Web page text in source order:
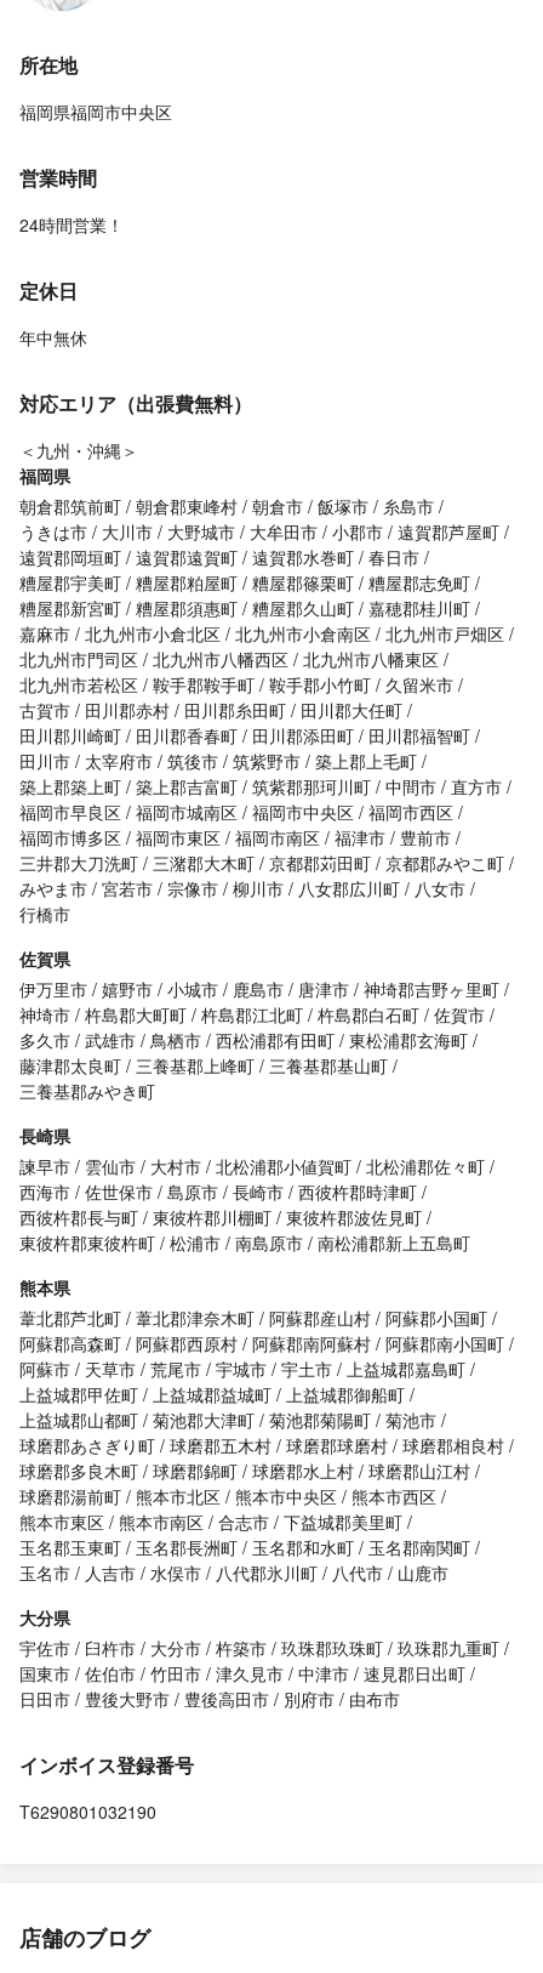
所在地
福岡県福岡市中央区
営業時間
24時間営業！
定休日
年中無休
対応エリア（出張費無料）
＜九州・沖縄＞
福岡県
朝倉郡筑前町 朝倉郡東峰村 朝倉市 飯塚市
糸島市
うきは市
大川市 大野城市 大牟田市 小郡市 遠賀郡芦屋町
遠賀郡岡垣町 遠賀郡遠賀町 遠賀郡水巻町 春日市
糟屋郡宇美町 糟屋郡粕屋町 糟屋郡篠栗町 糟屋郡志免町
糟屋郡新宮町 糟屋郡須惠町 糟屋郡久山町 嘉穂郡桂川町
嘉麻市 北九州市小倉北区 北九州市小倉南区 北九州市戸畑区
北九州市門司区 北九州市八幡西区 北九州市八幡東区
北九州市若松区 鞍手郡鞍手町 鞍手郡小竹町
久留米市
古賀市
田川郡赤村 田川郡糸田町
田川郡大任町
田川郡川崎町
田川郡香春町 田川郡添田町
田川郡福智町
田川市
太宰府市 筑後市 筑紫野市 築上郡上毛町
築上郡築上町 築上郡吉富町 筑紫郡那珂川町 中間市 直方市
福岡市早良区 福岡市城南区 福岡市中央区 福岡市西区
福岡市博多区 福岡市東区 福岡市南区 福津市
豊前市
三井郡大刀洗町 三潴郡大木町 京都郡苅田町 京都郡みやこ町
みやま市 宮若市 宗像市 柳川市 八女郡広川町
八女市
行橋市
佐賀県
伊万里市 嬉野市 小城市 鹿島市 唐津市 神埼郡吉野ヶ里町
神埼市 杵島郡大町町 杵島郡江北町 杵島郡白石町 佐賀市
多久市 武雄市 鳥栖市 西松浦郡有田町 東松浦郡玄海町
藤津郡太良町 三養基郡上峰町 三養基郡基山町
三養基郡みやき町
長崎県
諫早市
雲仙市 大村市 北松浦郡小値賀町 北松浦郡佐々町
西海市 佐世保市 島原市 長崎市 西彼杵郡時津町
西彼杵郡長与町 東彼杵郡川棚町 東彼杵郡波佐見町
東彼杵郡東彼杵町 松浦市 南島原市 南松浦郡新上五島町
熊本県
葦北郡芦北町 葦北郡津奈木町 阿蘇郡産山村 阿蘇郡小国町
阿蘇郡高森町 阿蘇郡西原村 阿蘇郡南阿蘇村 阿蘇郡南小国町
阿蘇市
天草市 荒尾市 宇城市 宇土市 上益城郡嘉島町
上益城郡甲佐町 上益城郡益城町 上益城郡御船町
上益城郡山都町 菊池郡大津町 菊池郡菊陽町 菊池市
球磨郡あさぎり町 球磨郡五木村 球磨郡球磨村 球磨郡相良村
球磨郡多良木町 球磨郡錦町 球磨郡水上村 球磨郡山江村
球磨郡湯前町 熊本市北区 熊本市中央区 熊本市西区
熊本市東区 熊本市南区 合志市 下益城郡美里町
玉名郡玉東町
玉名郡長洲町 玉名郡和水町
玉名郡南関町
玉名市
人吉市 水俣市 八代郡氷川町 八代市
山鹿市
大分県
宇佐市
臼杵市 大分市 杵築市 玖珠郡玖珠町 玖珠郡九重町
国東市 佐伯市 竹田市 津久見市 中津市 速見郡日出町
日田市
豊後大野市 豊後高田市 別府市 由布市
インボイス登録番号
T6290801032190
店舗のブログ